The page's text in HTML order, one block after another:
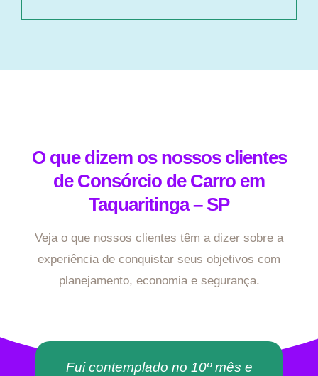
O que dizem os nossos clientes
de Consórcio de Carro em
Taquaritinga – SP
Veja o que nossos clientes têm a dizer sobre a
experiência de conquistar seus objetivos com
planejamento, economia e segurança.
Fui contemplado no 10º mês e